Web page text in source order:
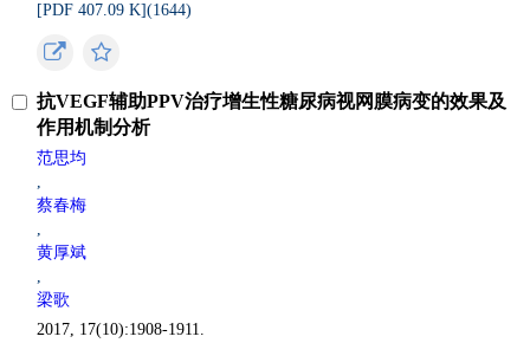
[PDF 407.09 K](1644)
抗VEGF辅助PPV治疗增生性糖尿病视网膜病变的效果及
作用机制分析
范思均
,
蔡春梅
,
黄厚斌
,
梁歌
2017, 17(10):1908-1911.